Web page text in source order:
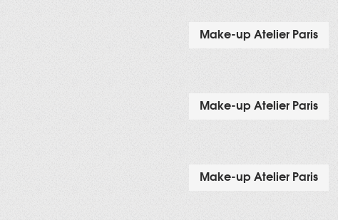
Make-up Atelier Paris
Make-up Atelier Paris
Make-up Atelier Paris